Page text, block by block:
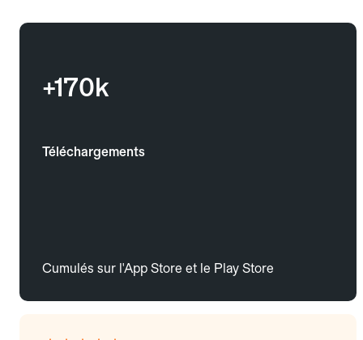
+170k
Téléchargements
Cumulés sur l'App Store et le Play Store